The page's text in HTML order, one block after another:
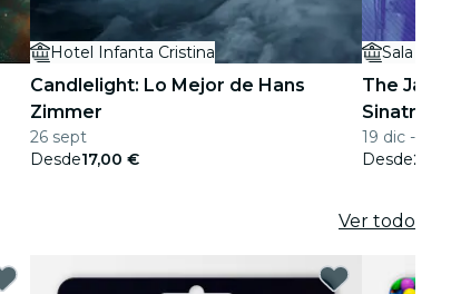
Hotel Infanta Cristina
Candlelight: Lo Mejor de Hans
Zimmer
26 sept
Desde17,00 €
Sala
The Jazz
Sinatra y
19 dic - 13
Desde
Ver todo